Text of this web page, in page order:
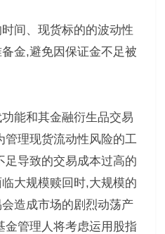
间、现货标的的波动性
金,避免因保证金不足被
能和其金融衍生品交易
管理现货流动性风险的工
导致的交易成本过高的
大规模赎回时,大规模的
造成市场的剧烈动荡产
管理人将考虑运用股指